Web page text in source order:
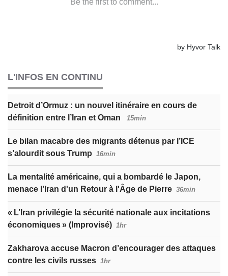
L'INFOS EN CONTINU
Detroit d’Ormuz : un nouvel itinéraire en cours de
définition entre l’Iran et Oman
15min
Le bilan macabre des migrants détenus par l’ICE
s’alourdit sous Trump 16min
La mentalité américaine, qui a bombardé le Japon,
menace l’Iran d'un Retour à l'Âge de Pierre 36min
« L’Iran privilégie la sécurité nationale aux incitations
économiques » (Improvisé) 1hr
Zakharova accuse Macron d’encourager des attaques
contre les civils russes 1hr